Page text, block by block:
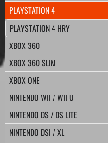
PLAYSTATION 4
PLAYSTATION 4 HRY
XBOX 360
XBOX 360 SLIM
XBOX ONE
NINTENDO WII / WII U
NINTENDO DS / DS LITE
NINTENDO DSI / XL